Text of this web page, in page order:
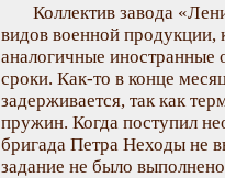
Коллектив завода
видов военной продукции,
аналогичные иностранные
сроки. Как-то в конце
задерживается, так как
пружин. Когда поступил
бригада Петра Неходы не
задание не было